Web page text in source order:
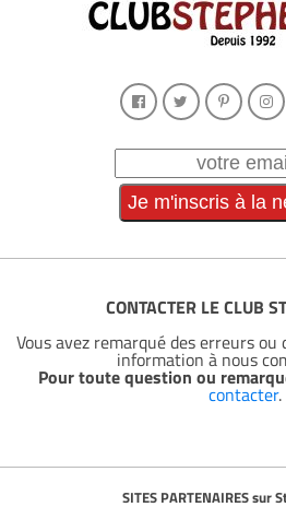
CONTACTER LE CLUB
Vous avez remarqué des erreurs ou
information à nous
Pour toute question ou
contacter.
SITES PARTENAIRES sur